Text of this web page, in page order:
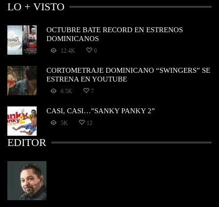
LO + VISTO
OCTUBRE BATE RECORD EN ESTRENOS
DOMINICANOS
12.4K 0
CORTOMETRAJE DOMINICANO “SWINGERS” SE
ESTRENA EN YOUTUBE
6.5K 7
CASI, CASI…”SANKY PANKY 2”
5K 12
EDITOR